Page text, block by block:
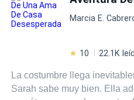
sin embargo, ¿Qué es lo que
arma, una amiga, un peón,
Marcia E.
10 22.1K
La costumbre llega
Sarah sabe muy bien. Ella